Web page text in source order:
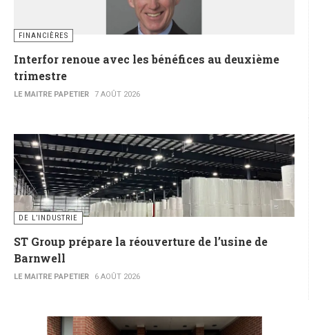
FINANCIÈRES
Interfor renoue avec les bénéfices au deuxième
trimestre
LE MAITRE PAPETIER 7 AOÛT 2026
DE L’INDUSTRIE
ST Group prépare la réouverture de l’usine de
Barnwell
LE MAITRE PAPETIER 6 AOÛT 2026